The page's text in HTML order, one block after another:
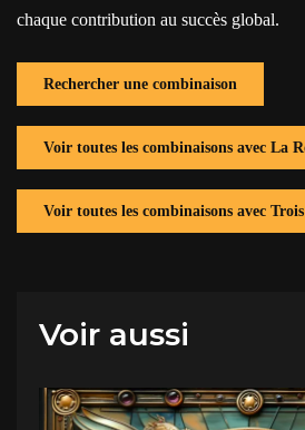
chaque contribution au succès global.
Rechercher une combinaison
Voir toutes les combinaisons avec La
Voir toutes les combinaisons avec
Voir aussi